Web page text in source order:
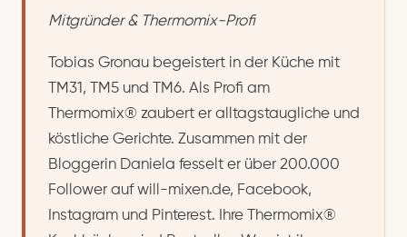
Mitgründer & Thermomix-Profi
Tobias Gronau begeistert in der Küche mit
TM31, TM5 und TM6. Als Profi am
Thermomix® zaubert er alltagstaugliche und
köstliche Gerichte. Zusammen mit der
Bloggerin Daniela fesselt er über 200.000
Follower auf will-mixen.de, Facebook,
Instagram und Pinterest. Ihre Thermomix®